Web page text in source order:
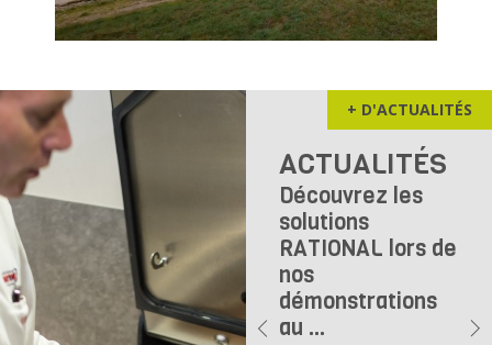
+ D'ACTUALITÉS
ACTUALITÉS
Découvrez les
solutions
RATIONAL lors de
nos
démonstrations
au ...